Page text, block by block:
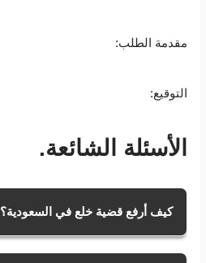
مقدمة الطلب:
التوقيع:
الأسئلة الشائعة.
كيف أرفع قضية خلع في السعودية؟